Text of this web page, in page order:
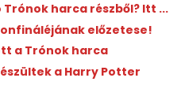
harca részből? Itt ...
előzetese!
a Trónok harca
a Harry Potter